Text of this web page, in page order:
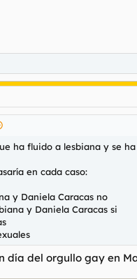
ha fluido a lesbiana y se
en cada caso:
y Daniela Caracas no
y Daniela Caracas si
día del orgullo gay en